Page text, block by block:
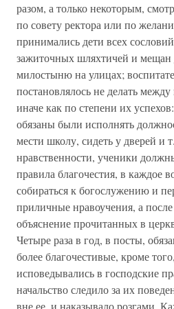
разом, а только некоторым,
по совету ректора или по
принимались дети всех
зажиточных шляхтичей и
милостыню на улицах;
постановлялось не делать
иначе как по степени их
обязаны были исполнять
мести школу, сидеть у дверей
нравственности, ученики
правила благочестия, в каждое
собираться к богослужению и
приличные нравоучения, а
объяснение прочитанных в
Четыре раза в год, в посты,
более благочестивые, кроме
исповедывались в господские
начальство следило за их
вне ее, и наказывало розгами.